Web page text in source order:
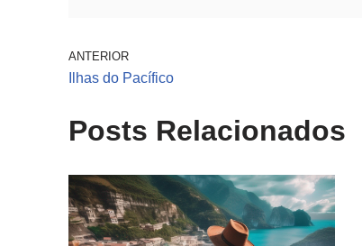
ANTERIOR
Ilhas do Pacífico
Posts Relacionados